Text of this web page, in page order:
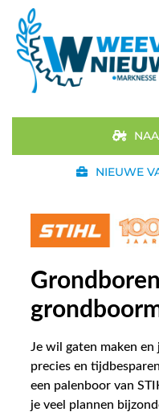
naar
inhoud
NIEUWE
Je wil gaten maken
precies en
een palenboor van
je veel plannen